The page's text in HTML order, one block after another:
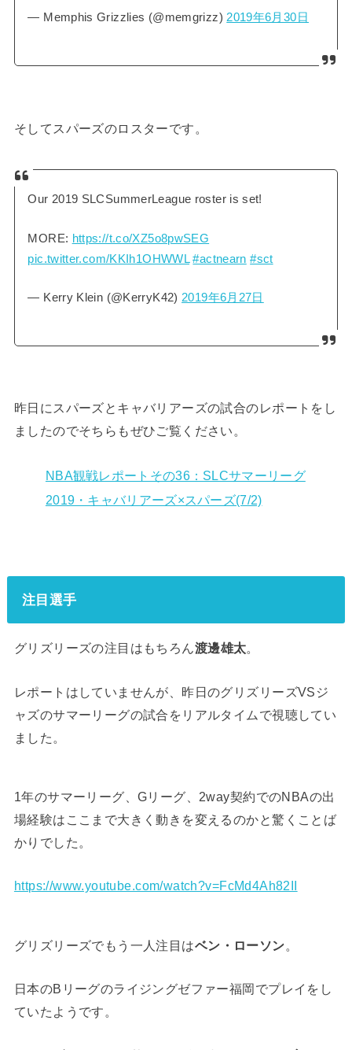
— Memphis Grizzlies (@memgrizz) 2019年6月30日
そしてスパーズのロスターです。
Our 2019 SLCSummerLeague roster is set!
MORE: https://t.co/XZ5o8pwSEG
pic.twitter.com/KKIh1OHWWL #actnearn #sct
— Kerry Klein (@KerryK42)2019年6月27日
昨日にスパーズとキャバリアーズの試合のレポートをし
ましたのでそちらもぜひご覧ください。
NBA観戦レポートその36：SLCサマーリーグ
2019・キャバリアーズ×スパーズ(7/2)
注目選手
グリズリーズの注目はもちろん渡邊雄太。
レポートはしていませんが、昨日のグリズリーズVSジ
ャズのサマーリーグの試合をリアルタイムで視聴してい
ました。
1年のサマーリーグ、Gリーグ、2way契約でのNBAの出
場経験はここまで大きく動きを変えるのかと驚くことば
かりでした。
https://www.youtube.com/watch?v=FcMd4Ah82II
グリズリーズでもう一人注目はベン・ローソン。
日本のBリーグのライジングゼファー福岡でプレイをし
ていたようです。